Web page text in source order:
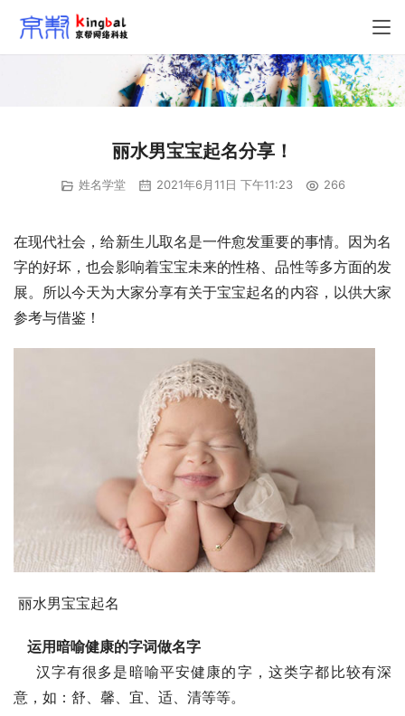
丽水男宝宝起名分享！
姓名学堂 2021年6月11日 下午11:23 266
在现代社会，给新生儿取名是一件愈发重要的事情。因为名
字的好坏，也会影响着宝宝未来的性格、品性等多方面的发
展。所以今天为大家分享有关于宝宝起名的内容，以供大家
参考与借鉴！
丽水男宝宝起名
运用暗喻健康的字词做名字
意，如：舒、馨、宜、适、清等等。